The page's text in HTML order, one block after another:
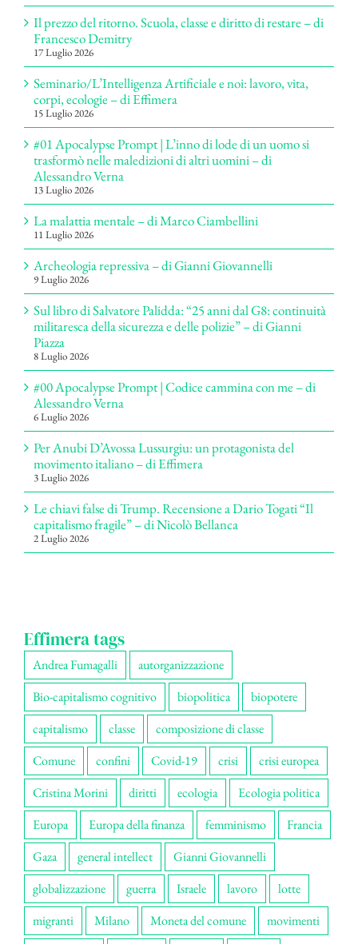
Il prezzo del ritorno. Scuola, classe e diritto di restare – di
Francesco Demitry
17 Luglio 2026
Seminario/L’Intelligenza Artificiale e noi: lavoro, vita,
corpi, ecologie – di Effimera
15 Luglio 2026
#01 Apocalypse Prompt | L’inno di lode di un uomo si
trasformò nelle maledizioni di altri uomini – di
Alessandro Verna
13 Luglio 2026
La malattia mentale – di Marco Ciambellini
11 Luglio 2026
Archeologia repressiva – di Gianni Giovannelli
9 Luglio 2026
Sul libro di Salvatore Palidda: “25 anni dal G8: continuità
militaresca della sicurezza e delle polizie” – di Gianni
Piazza
8 Luglio 2026
#00 Apocalypse Prompt | Codice cammina con me – di
Alessandro Verna
6 Luglio 2026
Per Anubi D’Avossa Lussurgiu: un protagonista del
movimento italiano – di Effimera
3 Luglio 2026
Le chiavi false di Trump. Recensione a Dario Togati “Il
capitalismo fragile” – di Nicolò Bellanca
2 Luglio 2026
Effimera tags
Andrea Fumagalli
autorganizzazione
Bio-capitalismo cognitivo
biopolitica
biopotere
capitalismo
classe
composizione di classe
Comune
confini Covid-19 crisi
crisi europea
Cristina Morini
diritti ecologia
Ecologia politica
Europa
Europa della finanza femminismo
Francia
Gaza
general intellect
Gianni Giovannelli
globalizzazione
guerra Israele lavoro
lotte
migranti
Milano Moneta del comune movimenti